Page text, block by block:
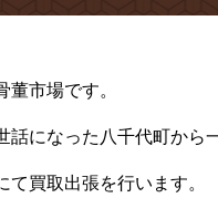
董市場です。
話になった八千代町から
て買取出張を行います。